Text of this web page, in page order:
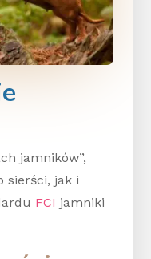
jamników”,
sierści, jak i
FCI jamniki